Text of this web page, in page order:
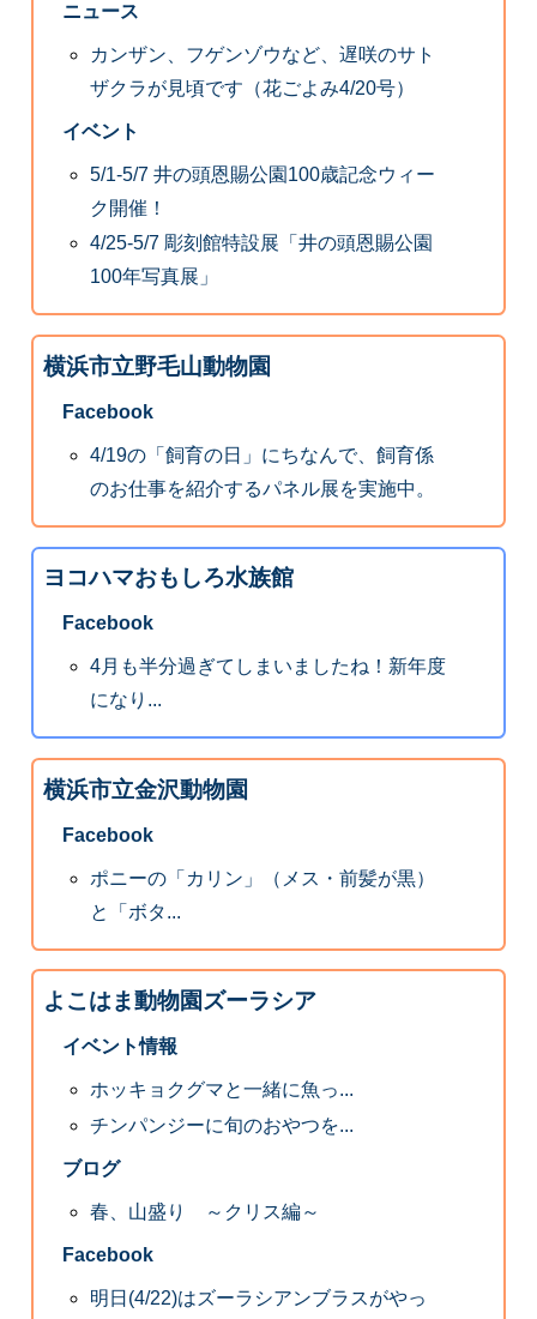
ニュース
カンザン、フゲンゾウなど、遅咲のサト
ザクラが見頃です（花ごよみ4/20号）
イベント
5/1-5/7 井の頭恩賜公園100歳記念ウィー
ク開催！
4/25-5/7 彫刻館特設展「井の頭恩賜公園
100年写真展」
横浜市立野毛山動物園
Facebook
4/19の「飼育の日」にちなんで、飼育係
のお仕事を紹介するパネル展を実施中。
ヨコハマおもしろ水族館
Facebook
4月も半分過ぎてしまいましたね！新年度
になり...
横浜市立金沢動物園
Facebook
ポニーの「カリン」（メス・前髪が黒）
と「ボタ...
よこはま動物園ズーラシア
イベント情報
ホッキョクグマと一緒に魚っ...
チンパンジーに旬のおやつを...
ブログ
春、山盛り ～クリス編～
Facebook
明日(4/22)はズーラシアンブラスがやっ